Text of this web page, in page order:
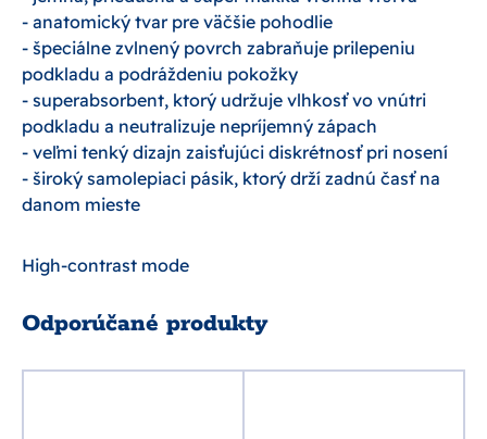
- anatomický tvar pre väčšie pohodlie
- špeciálne zvlnený povrch zabraňuje prilepeniu
podkladu a podráždeniu pokožky
- superabsorbent, ktorý udržuje vlhkosť vo vnútri
podkladu a neutralizuje nepríjemný zápach
- veľmi tenký dizajn zaisťujúci diskrétnosť pri nosení
- široký samolepiaci pásik, ktorý drží zadnú časť na
danom mieste
High-contrast mode
Odporúčané produkty